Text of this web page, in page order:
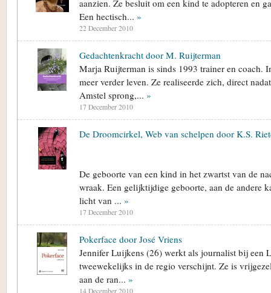
aanzien. Ze besluit om een kind te adopteren en
Een hectisch... »
22 December 2010
Gedachtenkracht door M. Ruijterman
Marja Ruijterman is sinds 1993 trainer en coach.
meer verder leven. Ze realiseerde zich, direct
Amstel sprong,... »
17 December 2010
De Droomcirkel, Web van schelpen door K.S.
De geboorte van een kind in het zwartst van de
wraak. Een gelijktijdige geboorte, aan de andere
licht van ... »
17 December 2010
Pokerface door José Vriens
Jennifer Luijkens (26) werkt als journalist bij een
tweewekelijks in de regio verschijnt. Ze is
aan de ran... »
14 December 2010